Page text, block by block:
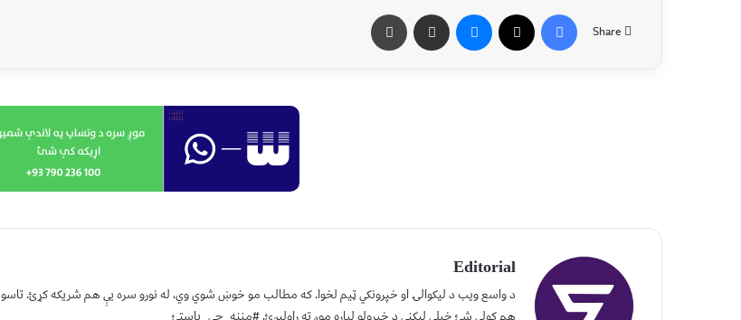
Share
Editorial
د واسع ویب د لیکوالۍ او خپرونکي ټیم لخوا. که مطالب مو خوښ شوي وي، له نورو سره یې هم شریکه کړئ. تاسو